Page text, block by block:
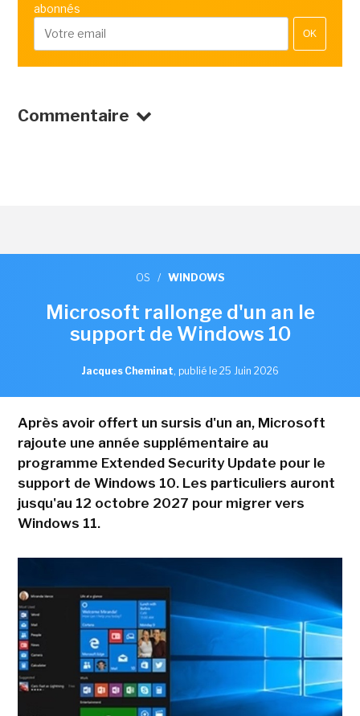
abonnés
OK
Commentaire
OS / WINDOWS
Microsoft rallonge d'un an le
support de Windows 10
Jacques Cheminat, publié le 25 Juin 2026
Après avoir offert un sursis d'un an, Microsoft
rajoute une année supplémentaire au
programme Extended Security Update pour le
support de Windows 10. Les particuliers auront
jusqu'au 12 octobre 2027 pour migrer vers
Windows 11.